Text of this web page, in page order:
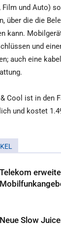
Film und Auto)
über die die
kann.
und
auch eine
Cool ist in den
und kostet
Telekom
Neue Slow